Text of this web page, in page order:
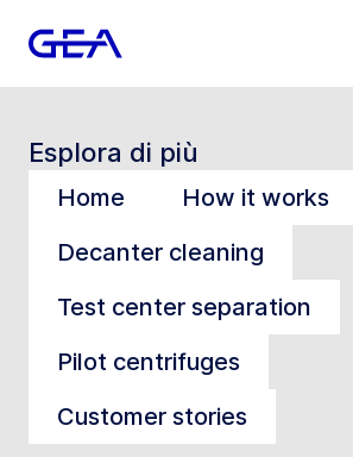
Esplora di più
Home
How it works
Decanter cleaning
Test center separation
Pilot centrifuges
Customer stories